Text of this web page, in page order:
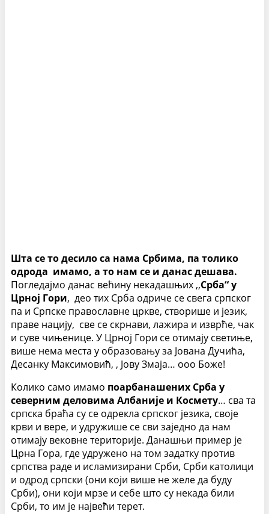
Шта се то десило са нама Србима, па толико
одрода имамо, а то нам се и данас дешава.
Погледајмо данас већину некадашњих ,,Срба“ у
Црној Гори, део тих Срба одриче се свега српског
па и Српске православне цркве, створише и језик,
праве нацију, све се скрнави, лажира и изврће, чак
и суве чињенице. У Црној Гори се отимају светиње,
више нема места у образовању за Јована Дучића,
Десанку Максимовић, , Јову Змаја… ооо Боже!
Колико само имамо поарбанашених Срба у
северним деловима Албаније и Космету… сва та
српска браћа су се одрекла српског језика, своје
крви и вере, и удружише се сви заједно да нам
отимају вековне територије. Данашњи пример је
Црна Гора, где удружено на том задатку против
српства раде и исламизирани Срби, Срби католици
и одрод српски (они који више не желе да буду
Срби), они који мрзе и себе што су некада били
Срби, то им је највећи терет.